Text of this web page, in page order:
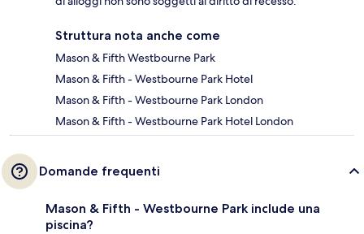
Struttura nota anche come
Mason & Fifth Westbourne Park
Mason & Fifth - Westbourne Park Hotel
Mason & Fifth - Westbourne Park London
Mason & Fifth - Westbourne Park Hotel London
Domande frequenti
Mason & Fifth - Westbourne Park include una
piscina?